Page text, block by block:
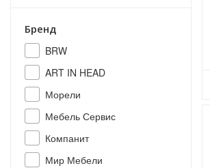
Бренд
BRW
ART IN HEAD
Морели
Мебель Сервис
Компанит
Мир Мебели